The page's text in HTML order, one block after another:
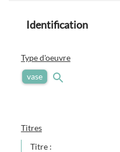
Identification
Type d'oeuvre
vase
Titres
Titre :